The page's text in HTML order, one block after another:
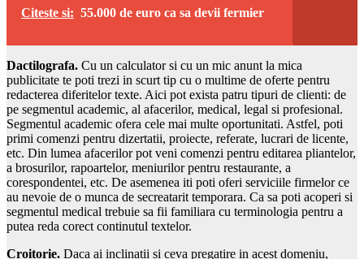
Citeste si: 55.000 de euro ca sa devii fermier
Dactilografa. Cu un calculator si cu un mic anunt la mica
publicitate te poti trezi in scurt tip cu o multime de oferte pentru
redacterea diferitelor texte. Aici pot exista patru tipuri de clienti: de
pe segmentul academic, al afacerilor, medical, legal si profesional.
Segmentul academic ofera cele mai multe oportunitati. Astfel, poti
primi comenzi pentru dizertatii, proiecte, referate, lucrari de licente,
etc. Din lumea afacerilor pot veni comenzi pentru editarea pliantelor,
a brosurilor, rapoartelor, meniurilor pentru restaurante, a
corespondentei, etc. De asemenea iti poti oferi serviciile firmelor ce
au nevoie de o munca de secreatarit temporara. Ca sa poti acoperi si
segmentul medical trebuie sa fii familiara cu terminologia pentru a
putea reda corect continutul textelor.
Croitorie. Daca ai inclinatii si ceva pregatire in acest domeniu,